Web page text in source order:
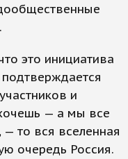
это инициатива
и
— а мы все
то вся вселенная
очередь Россия.